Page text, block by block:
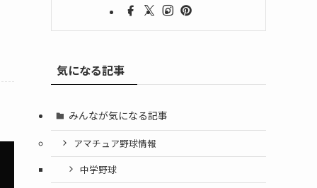
気になる記事
みんなが気になる記事
アマチュア野球情報
中学野球